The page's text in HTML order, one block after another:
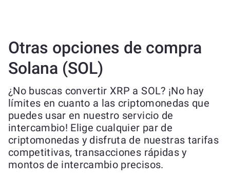
Otras opciones de compra
Solana (SOL)
¿No buscas convertir XRP a SOL? ¡No hay
límites en cuanto a las criptomonedas que
puedes usar en nuestro servicio de
intercambio! Elige cualquier par de
criptomonedas y disfruta de nuestras tarifas
competitivas, transacciones rápidas y
montos de intercambio precisos.